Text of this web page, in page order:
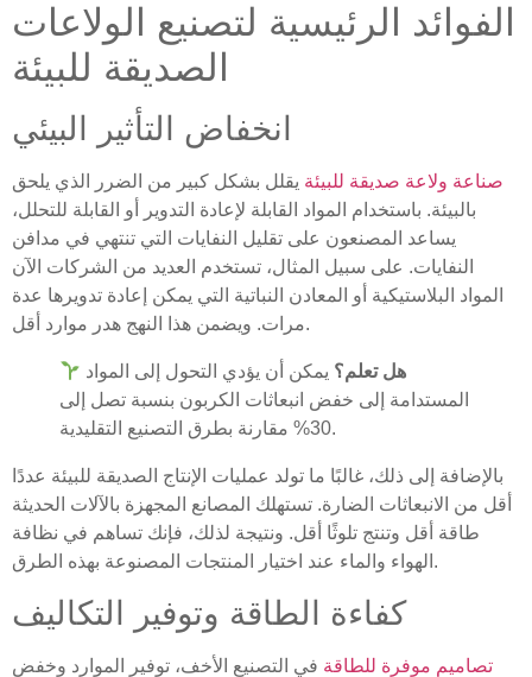
الفوائد الرئيسية لتصنيع الولاعات
الصديقة للبيئة
انخفاض التأثير البيئي
صناعة ولاعة صديقة للبيئة يقلل بشكل كبير من الضرر الذي يلحق
بالبيئة. باستخدام المواد القابلة لإعادة التدوير أو القابلة للتحلل،
يساعد المصنعون على تقليل النفايات التي تنتهي في مدافن
النفايات. على سبيل المثال، تستخدم العديد من الشركات الآن
المواد البلاستيكية أو المعادن النباتية التي يمكن إعادة تدويرها عدة
مرات. ويضمن هذا النهج هدر موارد أقل.
هل تعلم؟ يمكن أن يؤدي التحول إلى المواد
المستدامة إلى خفض انبعاثات الكربون بنسبة تصل إلى
30% مقارنة بطرق التصنيع التقليدية.
بالإضافة إلى ذلك، غالبًا ما تولد عمليات الإنتاج الصديقة للبيئة عددًا
أقل من الانبعاثات الضارة. تستهلك المصانع المجهزة بالآلات الحديثة
طاقة أقل وتنتج تلوثًا أقل. ونتيجة لذلك، فإنك تساهم في نظافة
الهواء والماء عند اختيار المنتجات المصنوعة بهذه الطرق.
كفاءة الطاقة وتوفير التكاليف
تصاميم موفرة للطاقة في التصنيع الأخف، توفير الموارد وخفض